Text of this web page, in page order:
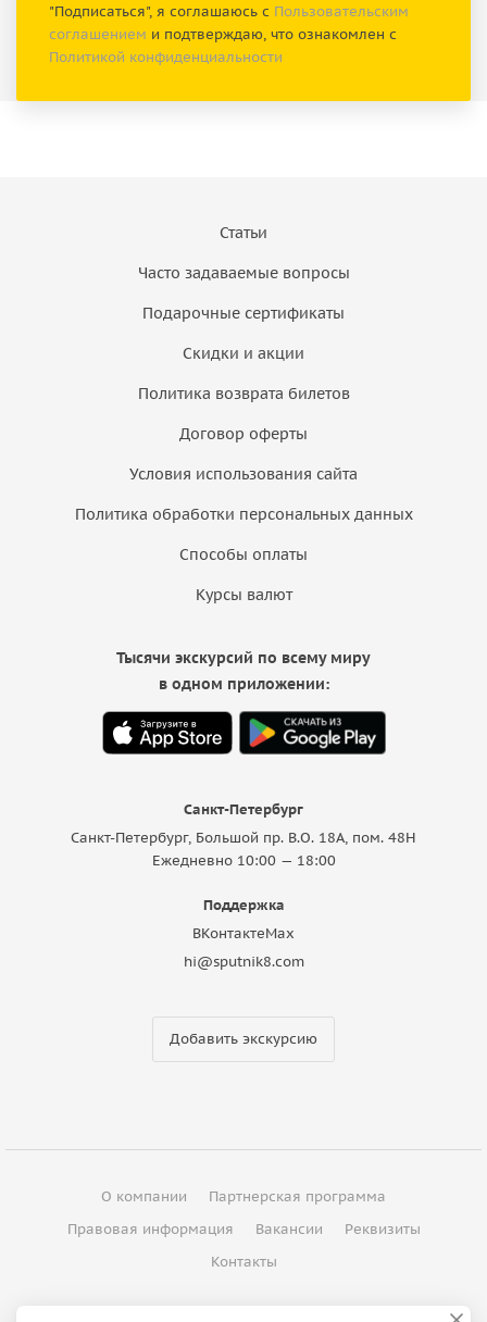
"Подписаться", я соглашаюсь с Пользовательским
соглашением и подтверждаю, что ознакомлен с
Политикой конфиденциальности
Статьи
Часто задаваемые вопросы
Подарочные сертификаты
Скидки и акции
Политика возврата билетов
Договор оферты
Условия использования сайта
Политика обработки персональных данных
Способы оплаты
Курсы валют
Санкт-Петербург
Санкт-Петербург, Большой пр. В.О. 18A, пом. 48Н
Ежедневно 10:00 — 18:00
Поддержка
ВКонтактеMax
hi@sputnik8.com
Добавить экскурсию
Тысячи экскурсий по всему миру
в одном приложении:
О компании
Партнерская программа
Правовая информация
Вакансии
Реквизиты
Контакты